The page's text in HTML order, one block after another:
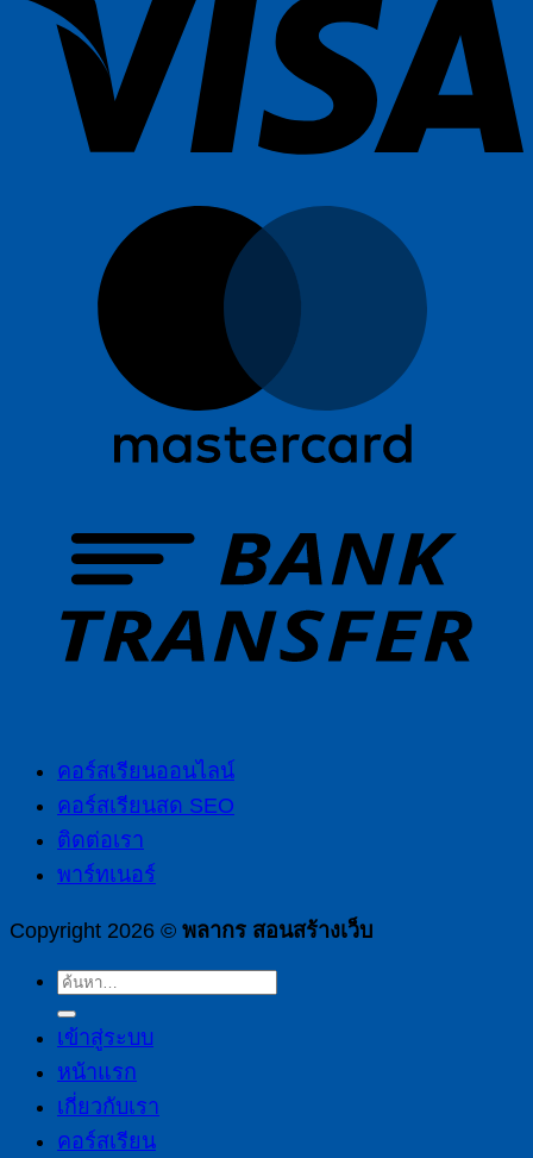
คอร์สเรียนออนไลน์
คอร์สเรียนสด SEO
ติดต่อเรา
พาร์ทเนอร์
Copyright 2026 © พลากร สอนสร้างเว็บ
เข้าสู่ระบบ
หน้าแรก
เกี่ยวกับเรา
คอร์สเรียน